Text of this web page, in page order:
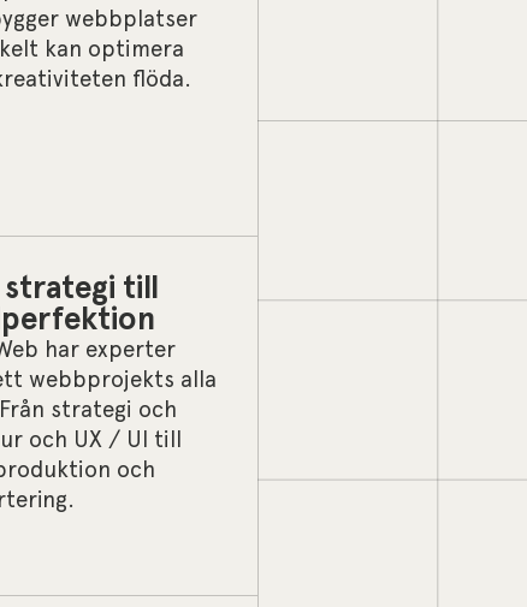
webbplatser
kan optimera
flöda.
strategi till
har experter
webbprojekts alla
strategi och
och UX / UI till
och